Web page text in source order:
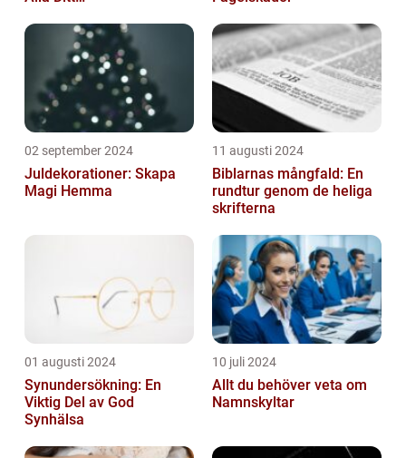
02 september 2024
Juldekorationer: Skapa
Magi Hemma
11 augusti 2024
Biblarnas mångfald: En
rundtur genom de heliga
skrifterna
01 augusti 2024
Synundersökning: En
Viktig Del av God
Synhälsa
10 juli 2024
Allt du behöver veta om
Namnskyltar